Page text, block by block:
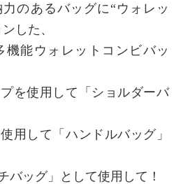
のあるバッグに“ウォレッ
した、
機能ウォレットコンビバッ
を使用して「ショルダーバ
用して「ハンドルバッグ」
バッグ」として使用して！